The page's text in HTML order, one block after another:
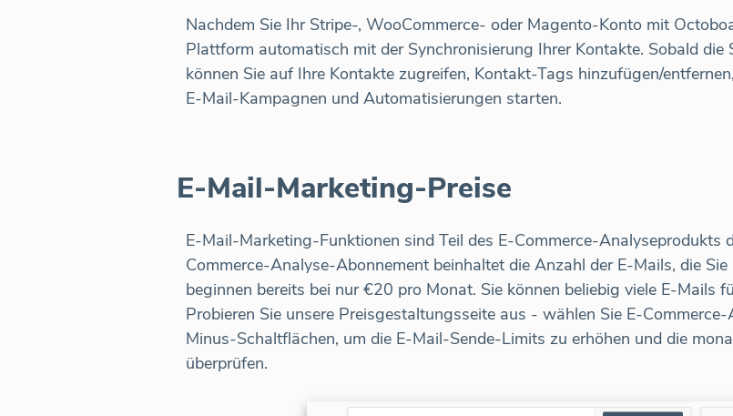
Nachdem Sie Ihr Stripe-, WooCommerce- oder Magento-Konto mit
Plattform automatisch mit der Synchronisierung Ihrer Kontakte. Sobald die
können Sie auf Ihre Kontakte zugreifen, Kontakt-Tags hinzufügen/
E-Mail-Kampagnen und Automatisierungen starten.
E-Mail-Marketing-Preise
E-Mail-Marketing-Funktionen sind Teil des E-Commerce-Analyseprodukts
Commerce-Analyse-Abonnement beinhaltet die Anzahl der E-Mails, die
beginnen bereits bei nur €20 pro Monat. Sie können beliebig viele E-Mails
Probieren Sie unsere Preisgestaltungsseite aus - wählen Sie E-
Minus-Schaltflächen, um die E-Mail-Sende-Limits zu erhöhen und die
überprüfen.